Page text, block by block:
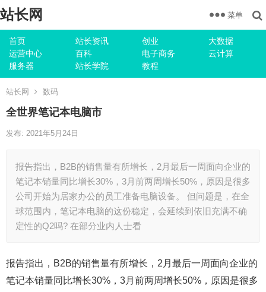
站长网
首页 站长资讯 创业
大数据
运营中心
百科 电子商务
云计算
服务器
站长学院 教程
菜单
站长网 数码
全世界笔记本电脑市
发布: 2021年5月24日
报告指出，B2B的销售量有所增长，2月最后一周面向企业的
笔记本销量同比增长30%，3月前两周增长50%，原因是很多
公司开始为居家办公的员工准备电脑设备。 但问题是，在全
球范围内，笔记本电脑的这份稳定，会延续到依旧充满不确
定性的Q2吗? 在部分业内人士看
报告指出，B2B的销售量有所增长，2月最后一周面向企业的
笔记本销量同比增长30%，3月前两周增长50%，原因是很多